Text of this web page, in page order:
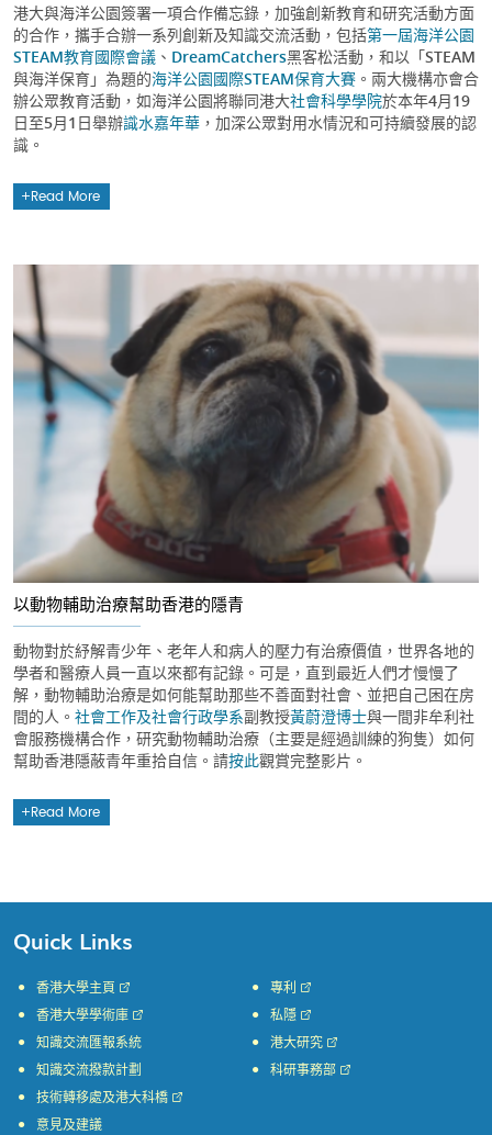
港大與海洋公園簽署一項合作備忘錄，加強創新教育和研究活動方面
的合作，攜手合辦一系列創新及知識交流活動，包括第一屆海洋公園
STEAM教育國際會議 、 DreamCatchers黑客松活動，和以「STEAM
與海洋保育」為題的海洋公園國際STEAM保育大賽 。兩大機構亦會合
辦公眾教育活動，如海洋公園將聯同港大社會科學學院於本年4月19
日至5月1日舉辦識水嘉年華 ，加深公眾對用水情況和可持續發展的認
識。
Read More
以動物輔助治療幫助香港的隱青
動物對於紓解青少年、老年人和病人的壓力有治療價值，世界各地的
學者和醫療人員一直以來都有記錄。可是，直到最近人們才慢慢了
解，動物輔助治療是如何能幫助那些不善面對社會、並把自己困在房
間的人。 社會工作及社會行政學系副教授黃蔚澄博士與一間非牟利社
會服務機構合作，研究動物輔助治療（主要是經過訓練的狗隻）如何
幫助香港隱蔽青年重拾自信。請按此觀賞完整影片。
Read More
Quick Links
香港大學主頁
香港大學學術庫
知識交流匯報系統
知識交流撥款計劃
專利
私隱
港大研究
科研事務部
技術轉移處及港大科橋
意見及建議